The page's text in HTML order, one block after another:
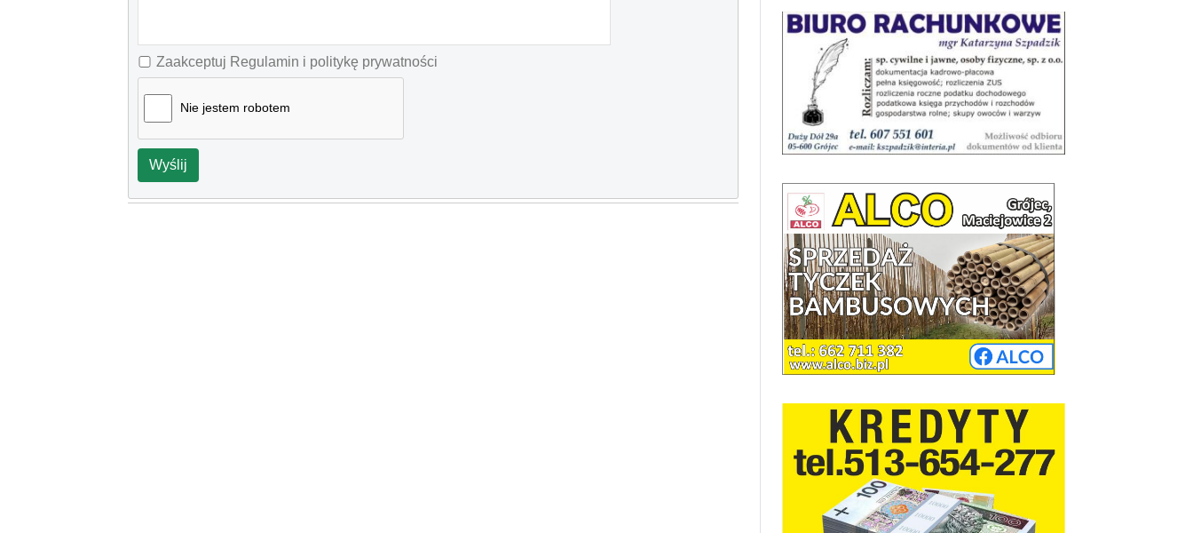
Zaakceptuj Regulamin i politykę prywatności
Nie jestem robotem
Wyślij